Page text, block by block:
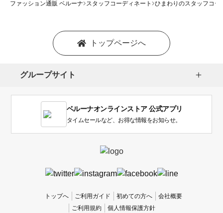
ファッション通販 ベルーナ スタッフコーディネート ひまわりのスタッフコー
トップページへ
グループサイト
ベルーナオンラインストア 公式アプリ
タイムセールなど、お得な情報をお知らせ。
トップへ ご利用ガイド 初めての方へ
会社概要
ご利用規約
個人情報保護方針